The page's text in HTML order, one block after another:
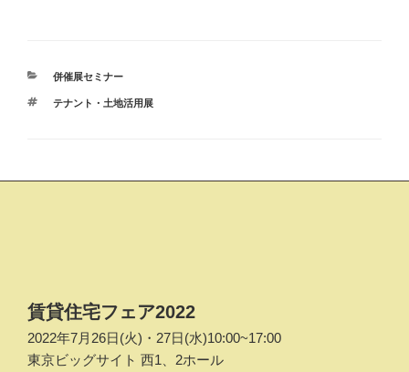
カ
ゴ
併催展セミナー
タ
テナント・土地活用展
ー
シ
賃貸住宅フェア2022
2022年7月26日(火)・27日(水)10:00~17:00
東京ビッグサイト 西1、2ホール